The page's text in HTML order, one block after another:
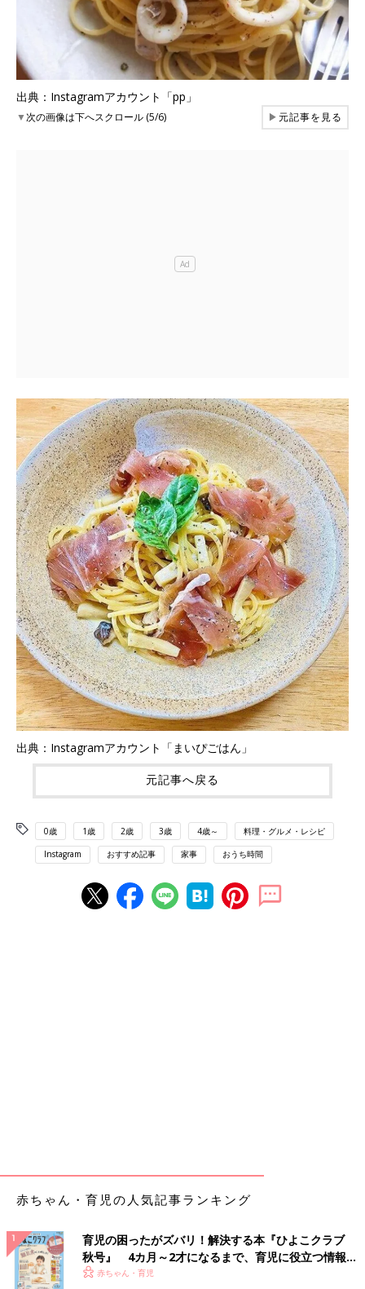
出典：Instagramアカウント「pp」
▼次の画像は下へスクロール (5/6) ▶元記事を見る
出典：Instagramアカウント「まいぴごはん」
元記事へ戻る
0歳 1歳 2歳 3歳 4歳～ 料理・グルメ・レシピ
Instagram おすすめ記事 家事 おうち時間
赤ちゃん・育児の人気記事ランキング
育児の困ったがズバリ！解決する本『ひよこクラブ
秋号』 4カ月～2才になるまで、育児に役立つ情報が
いっぱい！
赤ちゃん・育児